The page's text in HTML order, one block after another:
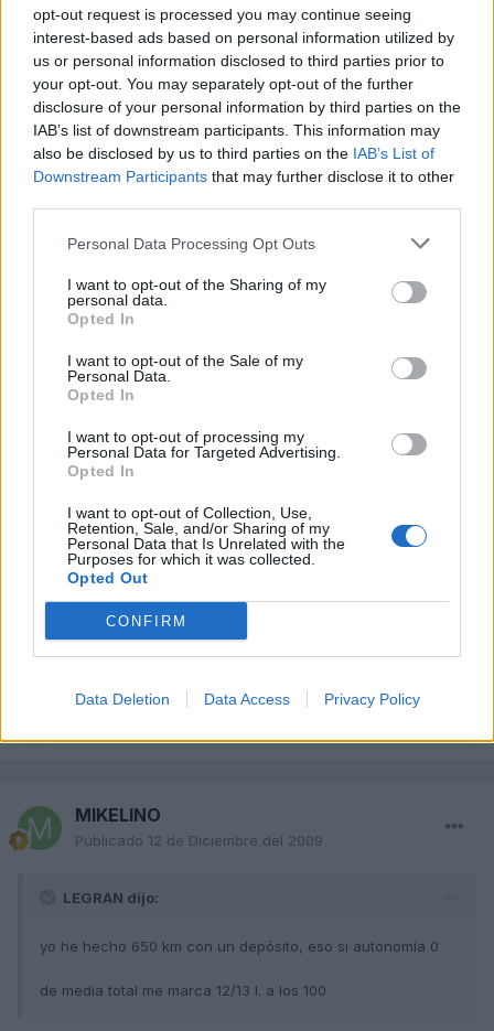
opt-out request is processed you may continue seeing
interest-based ads based on personal information utilized by
us or personal information disclosed to third parties prior to
your opt-out. You may separately opt-out of the further
disclosure of your personal information by third parties on the
IAB’s list of downstream participants. This information may
also be disclosed by us to third parties on the IAB’s List of
Downstream Participants that may further disclose it to other
Personal Data Processing Opt Outs
I want to opt-out of the Sharing of my
personal data.
Opted In
I want to opt-out of the Sale of my
Personal Data.
Opted In
I want to opt-out of processing my
Personal Data for Targeted Advertising.
Opted In
I want to opt-out of Collection, Use,
Retention, Sale, and/or Sharing of my
Personal Data that Is Unrelated with the
Purposes for which it was collected.
Opted Out
CONFIRM
Data Deletion Data Access Privacy Policy
Hola yo tengo un A6 avant 2.0 TFSI y del ultimo repostage llevo
recorridos 545km y aun no se me ha encendido la reserva ( pero
creo que le falta poco), el ordenador me indica que puedo
realizar 145km mas, y me sale un cosumo medio desde el ultimo
repostage de 9'5 lt/100km.
brandi
Publicado10 de Diciembre del 2009
Yo, la vez que más, han sido 520 km y marcandome el ordenador
una autonomía de 10...
Responder
LEGRAN
Publicado10 de Diciembre del 2009
yo he hecho 650 km con un depósito, eso si autonomía 0
de media total me marca 12/13 l. a los 100
MIKELINO
Publicado 12 de Diciembre del 2009
LEGRAN dijo:
yo he hecho 650 km con un depósito, eso si autonomía 0
de media total me marca 12/13 l. a los 100